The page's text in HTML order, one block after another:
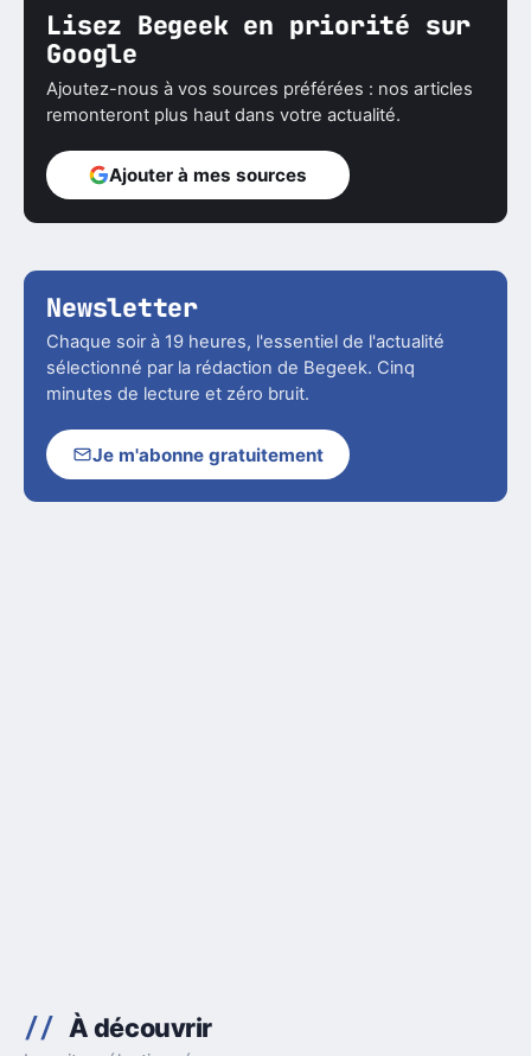
Lisez Begeek en priorité sur
Google
Ajoutez-nous à vos sources préférées : nos articles
remonteront plus haut dans votre actualité.
Ajouter à mes sources
Newsletter
Chaque soir à 19 heures, l'essentiel de l'actualité
sélectionné par la rédaction de Begeek. Cinq
minutes de lecture et zéro bruit.
Je m'abonne gratuitement
À découvrir